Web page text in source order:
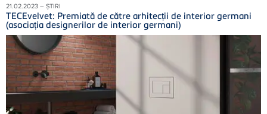
21.02.2023 – ȘTIRI
TECEvelvet: Premiată de către arhitecții de interior germani
(asociația designerilor de interior germani)